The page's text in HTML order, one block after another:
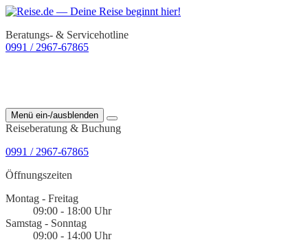
Beratungs- & Servicehotline
0991 / 2967-67865
Menü ein-/ausblenden
Reiseberatung & Buchung
0991 / 2967-67865
Öffnungszeiten
Montag - Freitag
09:00 - 18:00 Uhr
Samstag - Sonntag
09:00 - 14:00 Uhr